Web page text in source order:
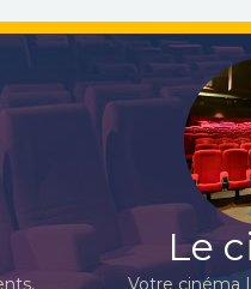
Le
Votre cinéma